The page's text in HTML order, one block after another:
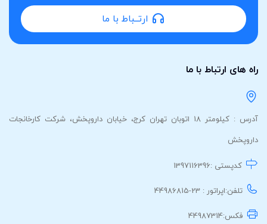
ارتــباط با ما
راه های ارتباط با ما
آدرس : کیلومتر 18 اتوبان تهران کرج، خیابان داروپخش، شرکت کارخانجات
داروپخش
کدپستی : 1397116396
تلفن:اپراتور : 23-44986815
فکس:44987314